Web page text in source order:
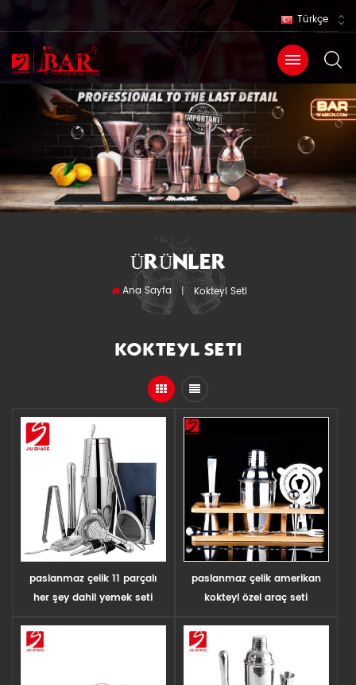
Türkçe
ÜRÜNLER
Ana Sayfa | Kokteyl Seti
KOKTEYL SETI
paslanmaz çelik 11 parçalı
her şey dahil yemek seti
paslanmaz çelik amerikan
kokteyl özel araç seti